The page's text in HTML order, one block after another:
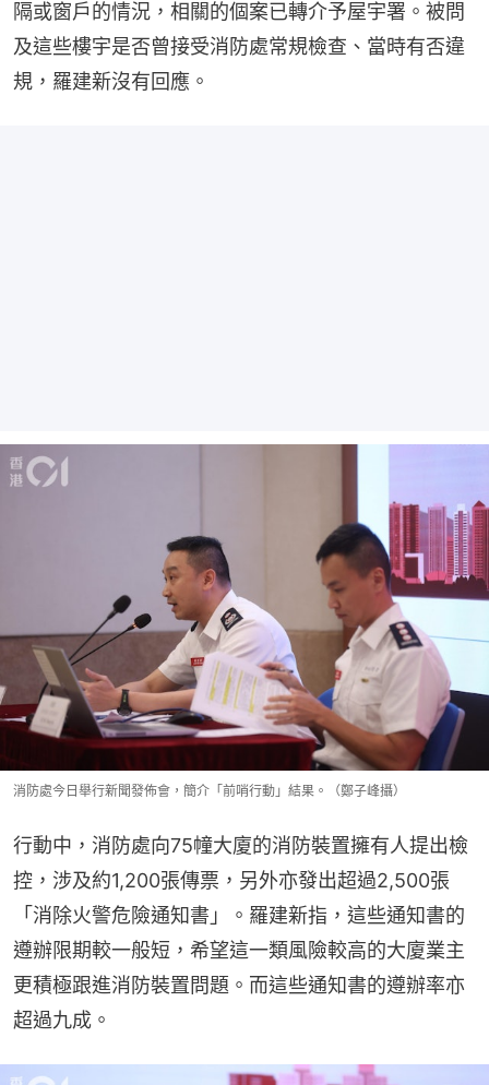
隔或窗戶的情況，相關的個案已轉介予屋宇署。被問
及這些樓宇是否曾接受消防處常規檢查、當時有否違
規，羅建新沒有回應。
消防處今日舉行新聞發佈會，簡介「前哨行動」結果。（鄭子峰攝）
行動中，消防處向75幢大廈的消防裝置擁有人提出檢
控，涉及約1,200張傳票，另外亦發出超過2,500張
「消除火警危險通知書」。羅建新指，這些通知書的
遵辦限期較一般短，希望這一類風險較高的大廈業主
更積極跟進消防裝置問題。而這些通知書的遵辦率亦
超過九成。